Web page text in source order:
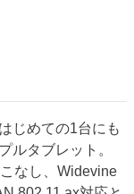
じめての1台にも
ルタブレット。
なし、Widevine